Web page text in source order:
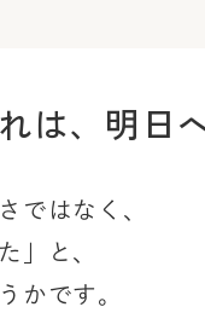
は、 明日
ではなく、
」と、
かです。